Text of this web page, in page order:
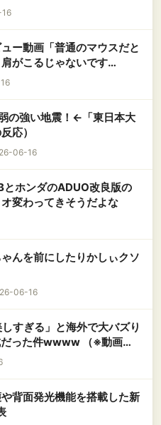
ー動画「普通のマウスだと
がこるじゃないです
の強い地震！←「東日本大
応）
06-16
ホンダのADUO改良版の
変わってきそうだよな
んを前にしたりかしぃクソ
06-16
すぎる」と海外で大バズり
った件wwww （※動画あ
背面発光機能を搭載した新